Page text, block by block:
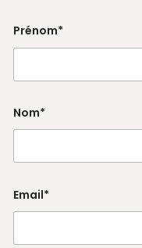
Prénom*
Nom*
Email*